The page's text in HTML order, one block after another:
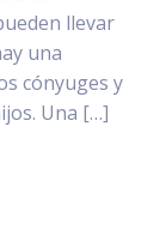
llevar
una
cónyuges y
Una […]